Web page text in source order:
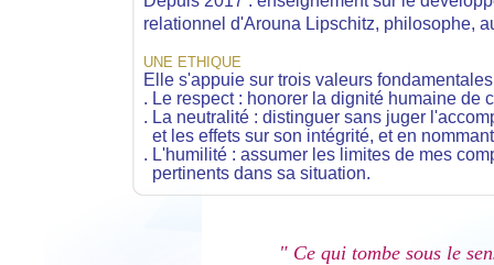
relationnel d'Arouna Lipschitz, philosophe,
UNE ETHIQUE
Elle s'appuie sur trois valeurs
. Le respect : honorer la dignité humaine
. La neutralité : distinguer sans juger
et les effets sur son intégrité, et en
. L'humilité : assumer les limites de mes
pertinents dans sa situation.
" Ce qui tombe sous le